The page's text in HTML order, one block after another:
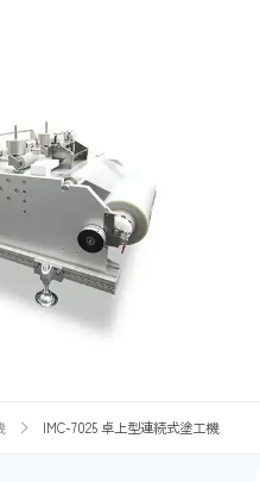
IMC-7025 卓上型連続式塗工機